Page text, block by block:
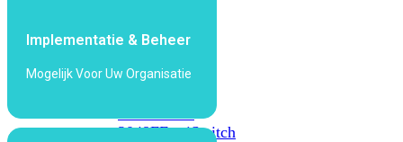
FortiSwitch
Series
2048FFortiSwitch
Implementatie & Beheer
Mogelijk Voor Uw Organisatie